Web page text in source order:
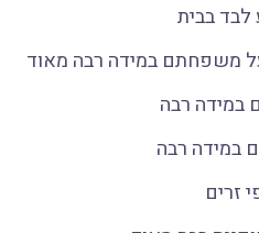
בבית
משפחתם במידה רבה מאוד
במידה רבה
במידה רבה
זרים